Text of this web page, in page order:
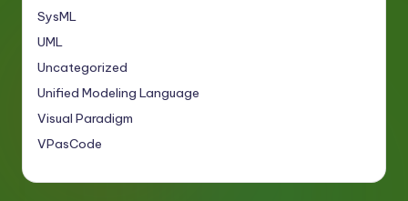
SysML
UML
Uncategorized
Unified Modeling Language
Visual Paradigm
VPasCode